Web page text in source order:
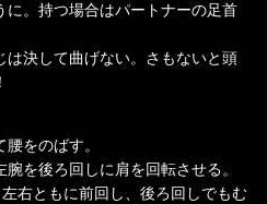
。持つ場合はパートナーの足首
は決して曲げない。さもないと頭
をのばす。
後ろ回しに肩を回転させる。
右ともに前回し、後ろ回しでもむ